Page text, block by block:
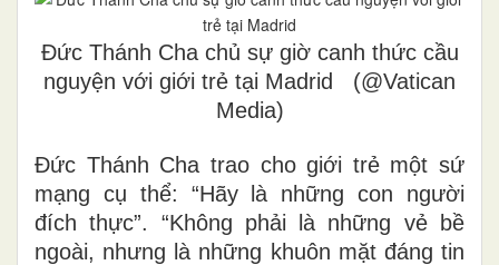
Đức Thánh Cha chủ sự giờ canh thức cầu
nguyện với giới trẻ tại Madrid (@Vatican
Media)
Đức Thánh Cha trao cho giới trẻ một sứ
mạng cụ thể: “Hãy là những con người
đích thực”. “Không phải là những vẻ bề
ngoài, nhưng là những khuôn mặt đáng tin